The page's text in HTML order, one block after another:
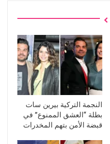
النجمة التركية بيرين سات
بطلة “العشق الممنوع” في
قبضة الأمن بتهم المخدرات